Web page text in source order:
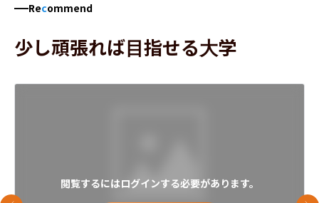
Recommend
少し頑張れば目指せる大学
閲覧するにはログインする必要があります。